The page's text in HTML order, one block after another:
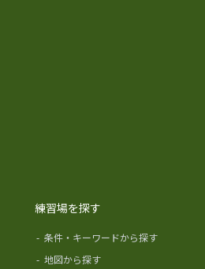
練習場を探す
- 条件・キーワードから探す
- 地図から探す